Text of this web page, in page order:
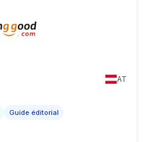
AT
Guide éditorial